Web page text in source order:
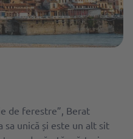
de ferestre”, Berat
unică și este un alt sit